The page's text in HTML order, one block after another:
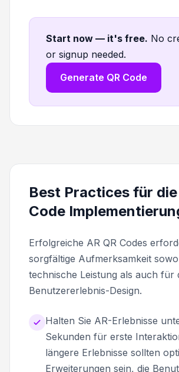
Start now — it's free. No
or signup needed.
Generate QR Code
Best Practices für die
Code
Erfolgreiche AR QR Codes
sorgfältige Aufmerksamkeit
technische Leistung als auch für
Benutzererlebnis-Design.
Halten Sie AR-Erlebnisse
Sekunden für erste
längere Erlebnisse sollten
Erweiterungen sein, die